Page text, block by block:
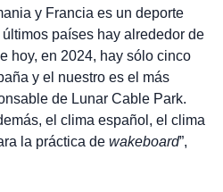
y Francia es un deporte
países hay alrededor de
hoy, en 2024, hay sólo cinco
y el nuestro es el más
de Lunar Cable Park.
el clima español, el clima
la práctica de wakeboard”,